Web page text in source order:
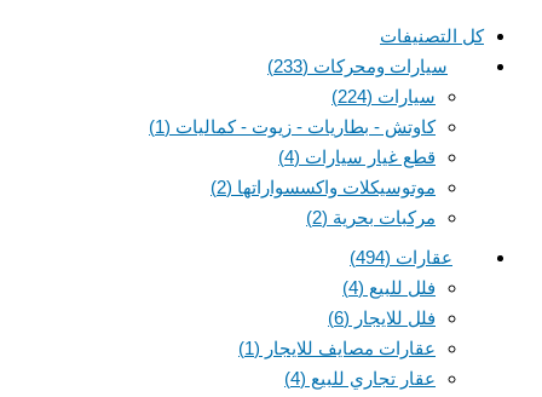
كل التصنيفات
سيارات ومحركات (233)
سيارات (224)
كاوتش - بطاريات - زيوت - كماليات (1)
قطع غيار سيارات (4)
موتوسيكلات واكسسواراتها (2)
مركبات بحرية (2)
عقارات (494)
فلل للبيع (4)
فلل للايجار (6)
عقارات مصايف للايجار (1)
عقار تجاري للبيع (4)